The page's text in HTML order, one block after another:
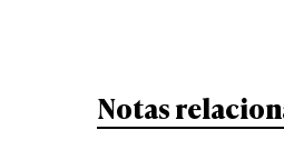
Notas